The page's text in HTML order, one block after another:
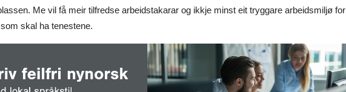
Me vil få meir tilfredse arbeidstakarar og ikkje minst eit tryggare arbeidsmiljø for
skal ha tenestene.